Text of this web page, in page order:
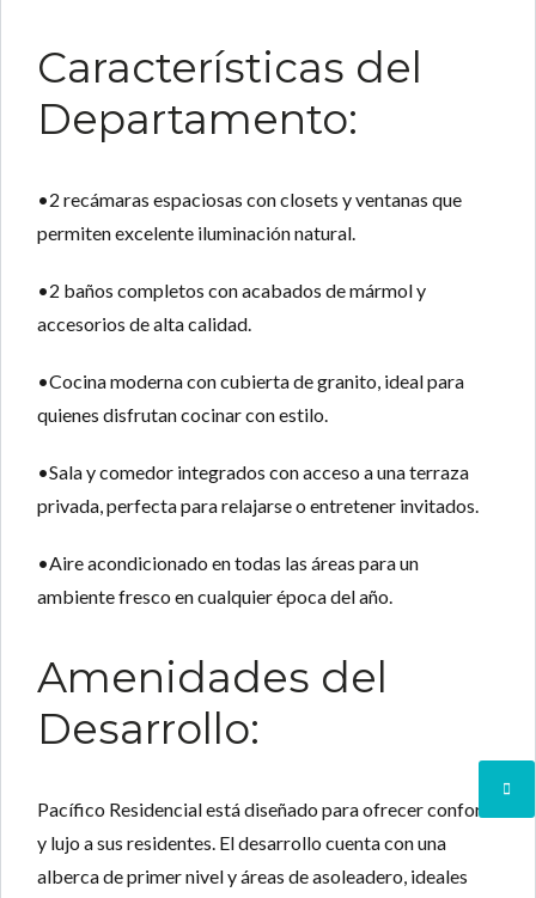
Características del
Departamento:
•2 recámaras espaciosas con closets y ventanas que
permiten excelente iluminación natural.
•2 baños completos con acabados de mármol y
accesorios de alta calidad.
•Cocina moderna concubierta de granito, ideal para
quienes disfrutan cocinar con estilo.
•Sala y comedor integrados con acceso a una terraza
privada, perfecta para relajarse o entretener invitados.
•Aire acondicionado en todas las áreas para un
ambiente fresco en cualquier época del año.
Amenidades del
Desarrollo:
Pacífico Residencial está diseñado para ofrecer confort
y lujo a sus residentes. El desarrollo cuenta con una
alberca de primer nivel y áreas deasoleadero, ideales